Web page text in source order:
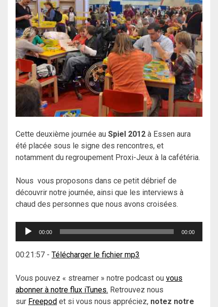
Cette deuxième journée au Spiel 2012 à Essen aura
été placée sous le signe des rencontres, et
notamment du regroupement Proxi-Jeux à la cafétéria.
Nous vous proposons dans ce petit débrief de
découvrir notre journée, ainsi que les interviews à
chaud des personnes que nous avons croisées.
Lecteur
00:00 00:00
00:21:57 - Télécharger le fichier mp3
Vous pouvez « streamer » notre podcast ou vous
abonner à notre flux iTunes. Retrouvez nous
sur Freepod et si vous nous appréciez, notez notre